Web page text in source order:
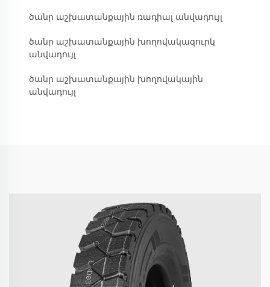
ծանր աշխատանքային ռադիալ անվադույլ
ծանր աշխատանքային խողովակազուրկ
անվադույլ
ծանր աշխատանքային խողովակային
անվադույլ